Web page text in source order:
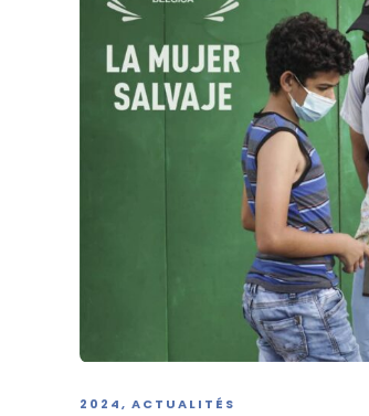
2024 , ACTUALITÉS